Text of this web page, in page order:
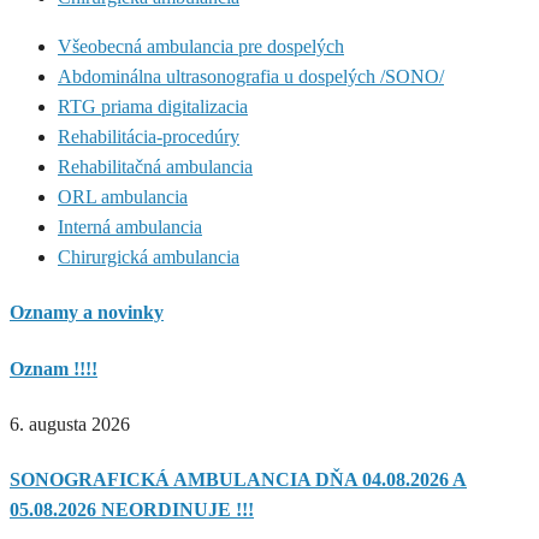
Všeobecná ambulancia pre dospelých
Abdominálna ultrasonografia u dospelých /SONO/
RTG priama digitalizacia
Rehabilitácia-procedúry
Rehabilitačná ambulancia
ORL ambulancia
Interná ambulancia
Chirurgická ambulancia
Oznamy a novinky
Oznam !!!!
6. augusta 2026
SONOGRAFICKÁ AMBULANCIA DŇA 04.08.2026 A
05.08.2026 NEORDINUJE !!!